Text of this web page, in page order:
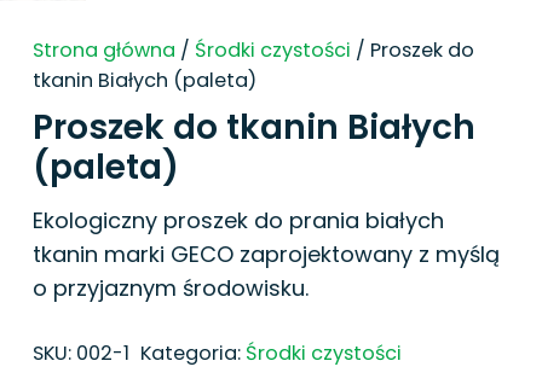
Strona główna / Środki czystości / Proszek do
tkanin Białych (paleta)
Proszek do tkanin Białych
(paleta)
Ekologiczny proszek do prania białych
tkanin marki GECO zaprojektowany z myślą
o przyjaznym środowisku.
SKU: 002-1 Kategoria: Środki czystości